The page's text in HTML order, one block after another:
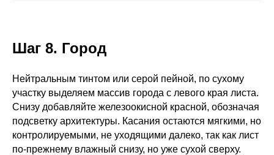
Шаг 8. Город
Нейтральным тинтом или серой пейной, по сухому
участку выделяем массив города с левого края листа.
Снизу добавляйте железоокисной красной, обозначая
подсветку архитектуры. Касания остаются мягкими, но
контролируемыми, не уходящими далеко, так как лист
по-прежнему влажный снизу, но уже сухой сверху.